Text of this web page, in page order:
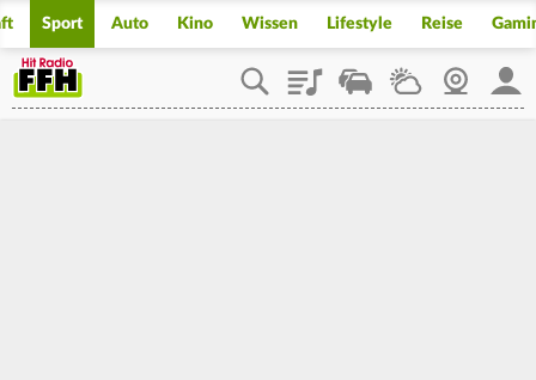
Sport Auto Kino Wissen Lifestyle Reise
PlaylistStaupilotWetterWebcam